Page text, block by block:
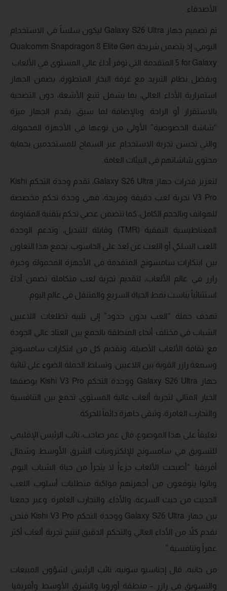
الأصدقاء.
تم تصميم جهاز Galaxy S26 Ultra ليكون سلساً في الاستخدام
اليومي، إذ يتضمن شريحة Qualcomm Snapdragon 8 Elite Gen
5 for Galaxy المتقدمة التي توفر أداءً عالي المستوى في الألعاب.
وبفضل نظام التبريد مع غرفة البخار المتطورة، يضمن الجهاز
استمرارية الأداء العالي، بما يشمل تتبع الأشعة، دون التضحية
بالاستقرار أو الراحة. وبالإضافة لما سبق، يقدم الجهاز ميزة
“شاشة الخصوصية” الأولى من نوعها في الأجهزة المحمولة،
والتي تحسن تجربة الاستخدام عبر السماح للمستخدمين بحماية
محتوى شاشاتهم في البيئات العامة.
لتعزيز قدرات جهاز Galaxy S26 Ultra، تقدم وحدة التحكم Kishi
V3 Pro تجربة لعب دقيقة ومريحة، فهي وحدة تحكم مخصصة
للهواتف وبالحجم الكامل، كما تتضمن عصي تحكم بتقنية المقاومة
المغناطيسية النفقية (TMR) وقابلة للتبديل، وتدعم الوحدة
اللعب السلكي أو اللعب عن بُعد على الحاسوب. يجمع هذا التعاون
بين ابتكارات سامسونج المتقدمة في الأجهزة المحمولة وخبرة
رازر في عالم الألعاب، لتقديم تجربة لعب متكاملة تضمن أداءً
استثنائياً يناسب نمط الحياة السريع والمتنقل في عالم اليوم.
تهدف حملة “العب بدون حدود” إلى تلبية تطلعات اللاعبين
الشباب في مختلف أنحاء المنطقة بالجمع بين العتاد عالي الجودة
مع ثقافة الألعاب الأصيلة، وتقديم كل من ابتكارات سامسونج
وسمعة رازر القوية بين اللاعبين. وتسلط الحملة الضوء على ثنائية
جهاز Galaxy S26 Ultra ووحدة التحكم Kishi V3 Pro بوصفها
الخيار المثالي لتجربة ألعاب عالية المستوى، تجمع بين التنافسية
والتجارب الغامرة، وتبقى جاهزة دائماً للحركة.
تعليقاً على هذا الموضوع، قال عمر صاحب، نائب الرئيس الإقليمي
للتسويق في سامسونج للإلكترونيات الشرق الأوسط وشمال
أفريقيا: “أصبحت الألعاب جزءاً لا يتجزأ من حياة الشباب اليوم،
وباتوا يتوقعون من أجهزتهم مواكبة متطلبات أسلوب اللعب
الحديث من حيث السرعة، والأداء، والتجارب الغامرة. وعبر جمعنا
بين جهاز Galaxy S26 Ultra ووحدة التحكم Kishi V3 Pro فنحن
نقدم كلاً من الأداء العالي والتحكم الدقيق لنتيح تجربة ألعاب أكثر
غمراً وتنافسية.”
من جانبه، قال إجناسيو سونيه، نائب الرئيس لشؤون المبيعات
والتسويق في رازر – منطقة أوروبا والشرق الأوسط وأفريقيا: